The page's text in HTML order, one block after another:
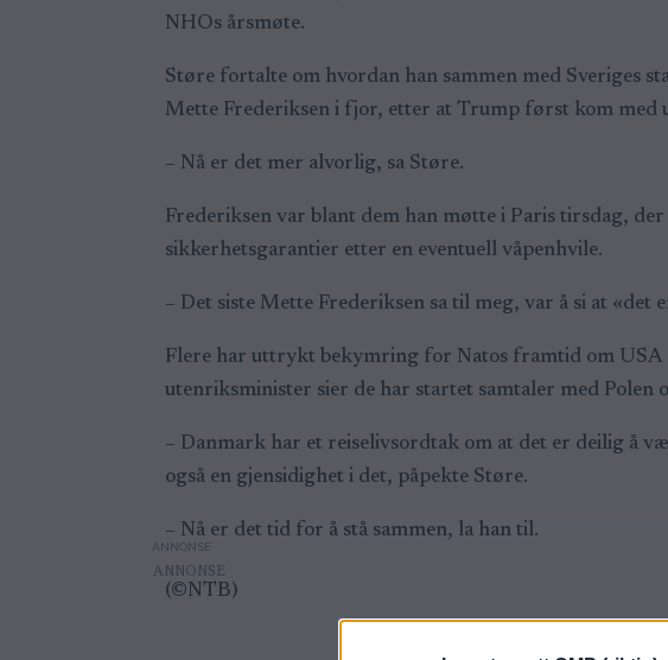
NHOs årsmøte.
Støre fortalte om hvordan han sammen med Sveriges
Mette Frederiksen i fjor, etter at Trump først kom med
– Nå er det mer alvorlig, sa Støre.
Frederiksen var blant dem han møtte i Paris tirsdag,
sikkerhetsgarantier etter en eventuell våpenhvile.
– Det siste Mette Frederiksen sa til meg, var å si at «det
Flere har uttrykt bekymring for Natos framtid om USA
utenriksminister sier de har startet samtaler med Polen
– Danmark har et reiselivsordtak om at det er deilig å
også en gjensidighet i det, påpekte Støre.
– Nå er det tid for å stå sammen, la han til.
ANNONSE
(©NTB)